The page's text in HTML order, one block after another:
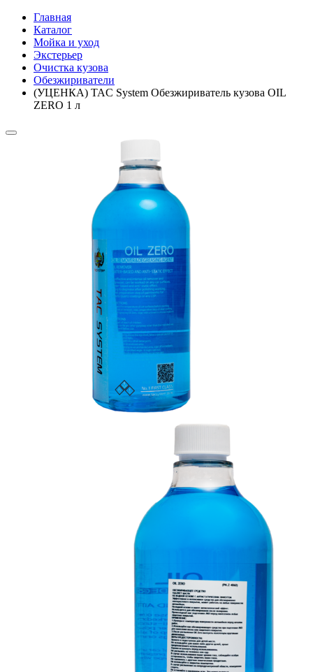
Главная
Каталог
Мойка и уход
Экстерьер
Очистка кузова
Обезжириватели
(УЦЕНКА) TAC System Обезжириватель кузова OIL
ZERO 1 л